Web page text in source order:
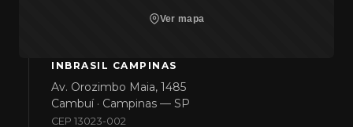
Ver mapa
INBRASIL CAMPINAS
Av. Orozimbo Maia, 1485
Cambuí · Campinas — SP
CEP 13023-002